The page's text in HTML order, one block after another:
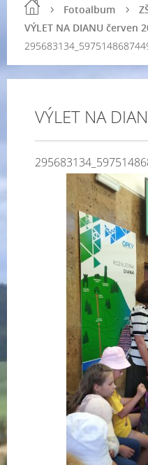
Fotoalbum
VÝLET NA DIANU červen
VÝLET NA